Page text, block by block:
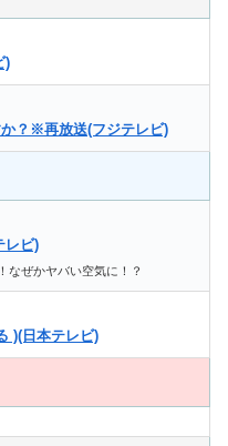
)
？※再放送(フジテレビ)
レビ)
なぜかヤバい空気に！？
)(日本テレビ)